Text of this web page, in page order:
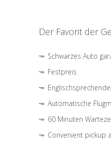
Der Favorit der
Schwarzes Auto
Festpreis
Automatische
60 Minuten
Convenient pickup